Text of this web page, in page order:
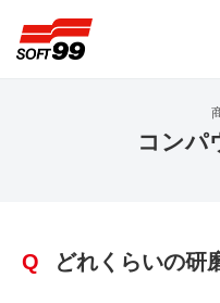
コンパ
Q どれくらいの研